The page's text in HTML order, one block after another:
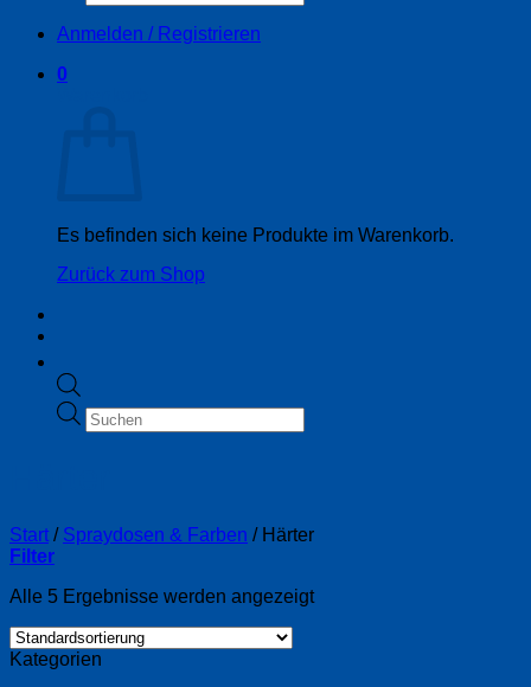
search
Anmelden / Registrieren
0
Es befinden sich keine Produkte im Warenkorb.
Zurück zum Shop
Products
search
Start / Spraydosen & Farben /Härter
Filter
Alle 5 Ergebnisse werden angezeigt
Kategorien